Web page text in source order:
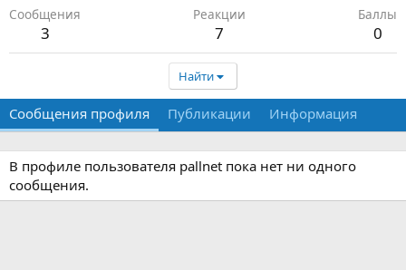
Сообщения
3
Реакции
7
Баллы
0
Найти
Сообщения профиля Публикации Информация
В профиле пользователя pallnet пока нет ни одного
сообщения.